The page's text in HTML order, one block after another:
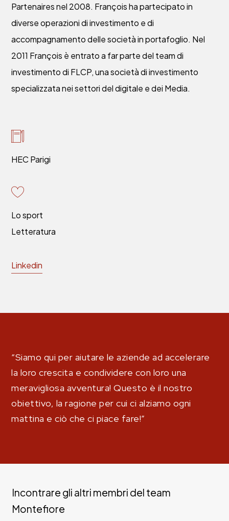
HEC Parigi
Lo sport
Letteratura
Linkedin
Partenaires nel 2008. François ha partecipato in
diverse operazioni di investimento e di
accompagnamento delle società in portafoglio. Nel
2011 François è entrato a far parte del team di
investimento di FLCP, una società di investimento
specializzata nei settori del digitale e dei Media.
“Siamo qui per aiutare le aziende ad accelerare
la loro crescita e condividere con loro una
meravigliosa avventura! Questo è il nostro
obiettivo, la ragione per cui ci alziamo ogni
mattina e ciò che ci piace fare!”
Incontrare gli altri membri del team
Montefiore